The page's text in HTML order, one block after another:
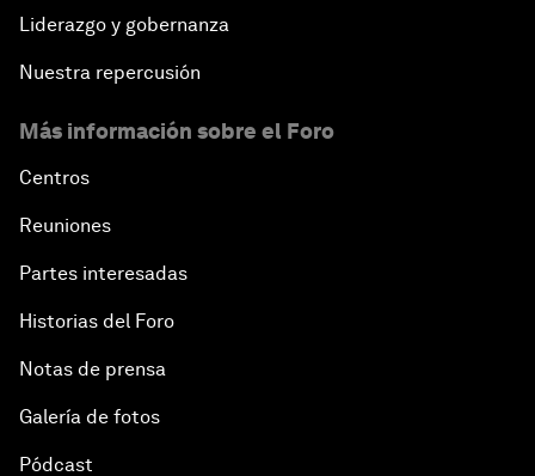
Liderazgo y gobernanza
Nuestra repercusión
Más información sobre el Foro
Centros
Reuniones
Partes interesadas
Historias del Foro
Notas de prensa
Galería de fotos
Pódcast